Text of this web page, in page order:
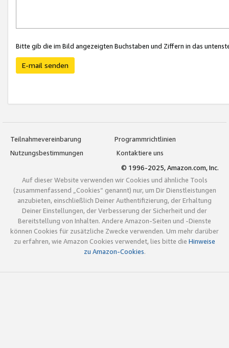
Bitte gib die im Bild angezeigten Buchstaben und Ziffern in das
E-mail senden
Teilnahmevereinbarung
Programmrichtlinien
Nutzungsbestimmungen
Kontaktiere uns
© 1996-2025, Amazon.com, Inc.
Auf dieser Website verwenden wir Cookies und ähnliche Tools
(zusammenfassend „Cookies“ genannt) nur, um Dir Dienstleistungen
anzubieten, einschließlich Deiner Authentifizierung, der Erhaltung
Deiner Einstellungen, der Verbesserung der Sicherheit und der
Bereitstellung von Inhalten. Andere Amazon-Seiten und -Dienste
können Cookies für zusätzliche Zwecke verwenden. Um mehr darüber
zu erfahren, wie Amazon Cookies verwendet, lies bitte die Hinweise
zu Amazon-Cookies.